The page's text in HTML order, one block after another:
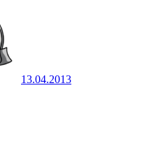
13.04.2013